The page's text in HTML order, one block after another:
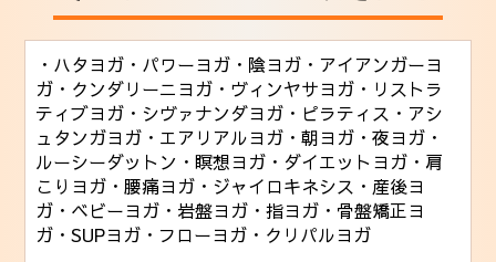
・ハタヨガ ・パワーヨガ ・陰ヨガ ・アイアンガーヨ
ガ ・クンダリーニヨガ ・ヴィンヤサヨガ ・リストラ
ティブヨガ ・シヴァナンダヨガ ・ピラティス ・アシ
ュタンガヨガ ・エアリアルヨガ ・朝ヨガ ・夜ヨガ ・
ルーシーダットン ・瞑想ヨガ ・ダイエットヨガ ・肩
こりヨガ ・腰痛ヨガ ・ジャイロキネシス ・産後ヨ
ガ ・ベビーヨガ ・岩盤ヨガ ・指ヨガ ・骨盤矯正ヨ
ガ ・SUPヨガ ・フローヨガ ・クリパルヨガ